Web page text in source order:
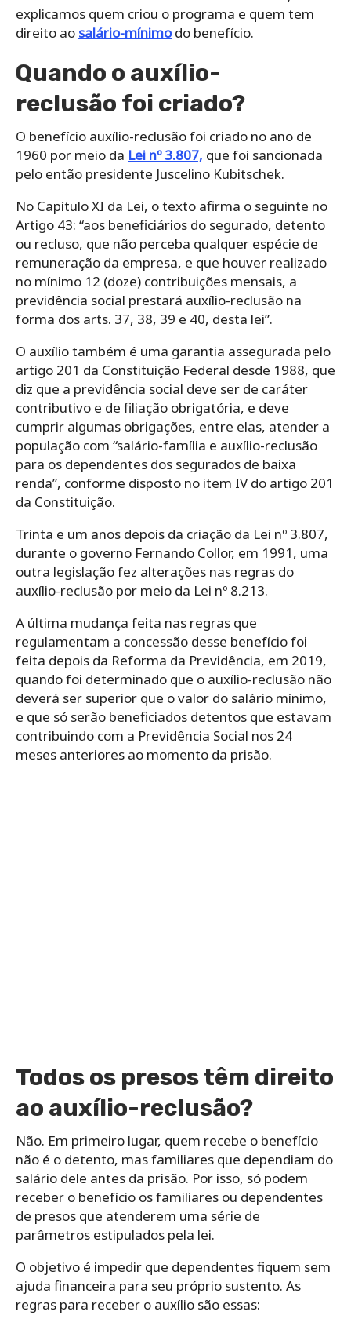
explicamos quem criou o programa e quem tem
direito ao salário-mínimodo benefício.
Quando o auxílio-
reclusão foi criado?
O benefício auxílio-reclusão foi criado no ano de
1960 por meio da Lei nº 3.807, que foi sancionada
pelo então presidente Juscelino Kubitschek.
No Capítulo XI da Lei, o texto afirma o seguinte no
Artigo 43: “aos beneficiários do segurado, detento
ou recluso, que não perceba qualquer espécie de
remuneração da empresa, e que houver realizado
no mínimo 12 (doze) contribuições mensais, a
previdência social prestará auxílio-reclusão na
forma dos arts. 37, 38, 39 e 40, desta lei”.
O auxílio também é uma garantia assegurada pelo
artigo 201 da Constituição Federal desde 1988, que
diz que a previdência social deve ser de caráter
contributivo e de filiação obrigatória, e deve
cumprir algumas obrigações, entre elas, atender a
população com “salário-família e auxílio-reclusão
para os dependentes dos segurados de baixa
renda”, conforme disposto no item IV do artigo 201
da Constituição.
Trinta e um anos depois da criação da Lei nº 3.807,
durante o governo Fernando Collor, em 1991, uma
outra legislação fez alterações nas regras do
auxílio-reclusão por meio da Lei nº 8.213.
A última mudança feita nas regras que
regulamentam a concessão desse benefício foi
feita depois da Reforma da Previdência, em 2019,
quando foi determinado que o auxílio-reclusão não
deverá ser superior que o valor do salário mínimo,
e que só serão beneficiados detentos que estavam
contribuindo com a Previdência Social nos 24
meses anteriores ao momento da prisão.
Todos os presos têm direito
ao auxílio-reclusão?
Não. Em primeiro lugar, quem recebe o benefício
não é o detento, mas familiares que dependiam do
salário dele antes da prisão. Por isso, só podem
receber o benefício os familiares ou dependentes
de presos que atenderem uma série de
parâmetros estipulados pela lei.
O objetivo é impedir que dependentes fiquem sem
ajuda financeira para seu próprio sustento. As
regras para receber o auxílio são essas: